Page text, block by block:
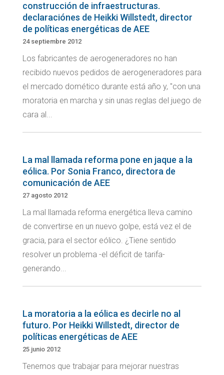
construcción de infraestructuras.
declaraciónes de Heikki Willstedt, director
de políticas energéticas de AEE
24 septiembre 2012
Los fabricantes de aerogeneradores no han
recibido nuevos pedidos de aerogeneradores para
el mercado domético durante está año y, "con una
moratoria en marcha y sin unas reglas del juego de
cara al...
La mal llamada reforma pone en jaque a la
eólica. Por Sonia Franco, directora de
comunicación de AEE
27 agosto 2012
La mal llamada reforma energética lleva camino
de convertirse en un nuevo golpe, está vez el de
gracia, para el sector eólico. ¿Tiene sentido
resolver un problema -el déficit de tarifa-
generando...
La moratoria a la eólica es decirle no al
futuro. Por Heikki Willstedt, director de
políticas energéticas de AEE
25 junio 2012
Tenemos que trabajar para mejorar nuestras